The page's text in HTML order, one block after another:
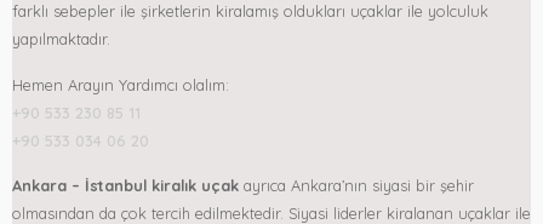
farklı sebepler ile şirketlerin kiralamış oldukları uçaklar ile yolculuk
yapılmaktadır.
Hemen Arayın Yardımcı olalım:
+90 533 230 85 11
+90 533 034 06 20
Ankara – İstanbul kiralık uçak ayrıca Ankara’nın siyasi bir şehir
olmasından da çok tercih edilmektedir. Siyasi liderler kiralanan uçaklar ile